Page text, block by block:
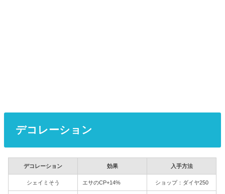
デコレーション
デコレーション 効果 入手方法
シェイミそう エサのCP+14% ショップ：ダイヤ250